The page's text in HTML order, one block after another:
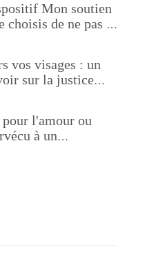
Mon soutien
choisis de ne pas y
vos visages : un
sur la justice
l'amour ou
à un
Lambda